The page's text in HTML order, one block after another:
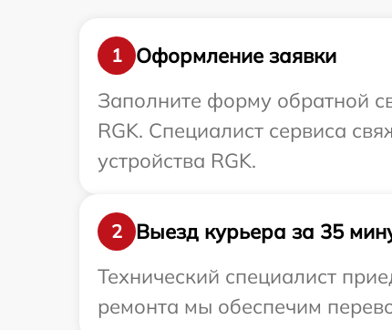
1
Оформление заявки
Заполните форму обратной
RGK. Специалист сервиса
устройства RGK.
2
Выезд курьера за 35
Технический специалист
ремонта мы обеспечим